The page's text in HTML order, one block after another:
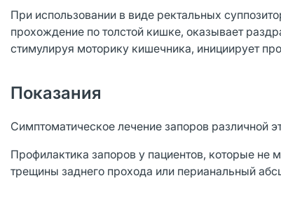
При использовании в виде ректальных
прохождение по толстой кишке, оказывает
стимулируя моторику кишечника, инициирует
Показания
Симптоматическое лечение запоров различной
Профилактика запоров у пациентов, которые не
трещины заднего прохода или перианальный